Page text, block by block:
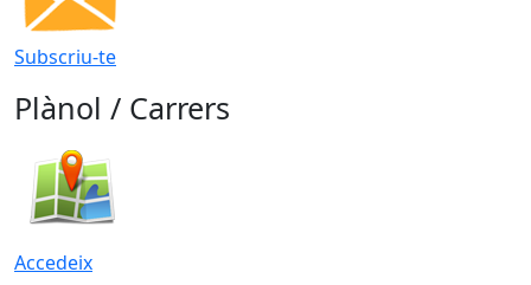
Subscriu-te
Plànol / Carrers
Accedeix